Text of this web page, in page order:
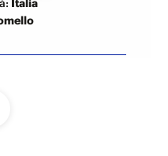
Italia